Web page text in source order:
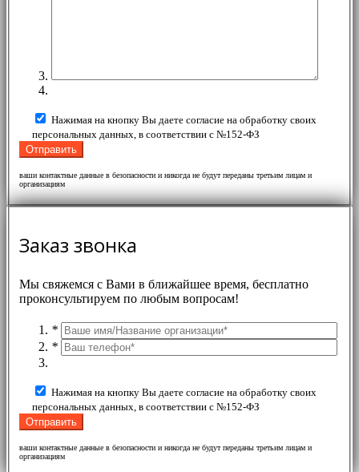
Нажимая на кнопку Вы даете согласие на обработку своих
персональных данных, в соответствии с №152-ФЗ
ваши контактные данные в безопасности и никогда не будут переданы третьим лицам и
организациям
Заказ звонка
Мы свяжемся с Вами в ближайшее время, бесплатно
проконсультируем по любым вопросам!
*
*
Нажимая на кнопку Вы даете согласие на обработку своих
персональных данных, в соответствии с №152-ФЗ
ваши контактные данные в безопасности и никогда не будут переданы третьим лицам и
организациям